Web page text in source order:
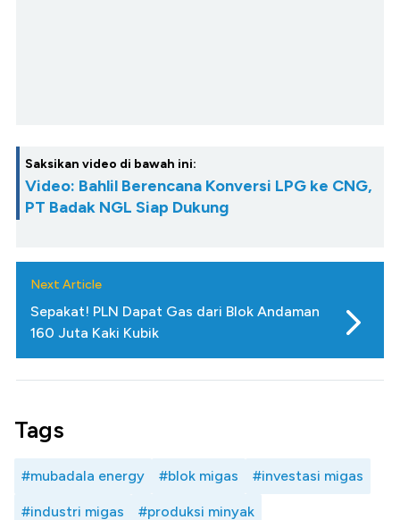
Saksikan video di bawah ini:
Video: Bahlil Berencana Konversi LPG ke CNG,
PT Badak NGL Siap Dukung
Next Article
Sepakat! PLN Dapat Gas dari Blok Andaman
160 Juta Kaki Kubik
Tags
#mubadala energy #blok migas #investasi migas
#industri migas #produksi minyak